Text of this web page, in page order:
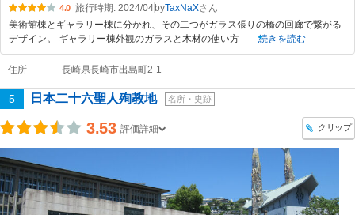
4.0 旅行時期: 2024/04byTaxNaX
美術館棟とギャラリー棟に分かれ、その二つがガラス張りの橋の回廊で繋がる
デザイン。 ギャラリー棟外観のガラスと木材の使い方
続きを読む
住所 長崎県長崎市出島町2-1
5 日本二十六聖人殉教地 名所・史跡
3.53 評価詳細 クリップ